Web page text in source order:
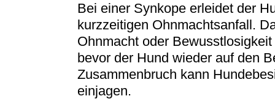
Bei einer Synkope erleidet der
kurzzeitigen Ohnmachtsanfall.
Ohnmacht oder
bevor der Hund wieder auf den
Zusammenbruch kann
einjagen.